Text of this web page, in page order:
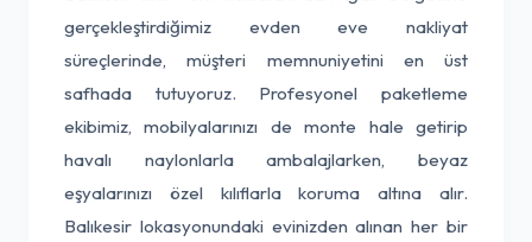
gerçekleştirdiğimiz evden eve nakliyat
süreçlerinde, müşteri memnuniyetini en üst
safhada tutuyoruz. Profesyonel paketleme
ekibimiz, mobilyalarınızı de monte hale getirip
havalı naylonlarla ambalajlarken, beyaz
eşyalarınızı özel kılıflarla koruma altına alır.
Balıkesir lokasyonundaki evinizden alınan her bir